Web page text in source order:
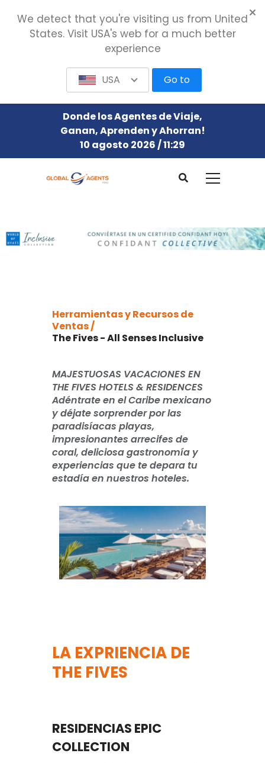
Donde los Agentes de Viaje,
Ganan, Aprenden y Ahorran!
10 agosto 2026 / 11:29
Herramientas y Recursos de
Ventas /
The Fives - All Senses Inclusive
MAJESTUOSAS VACACIONES EN
THE FIVES HOTELS & RESIDENCES
Adéntrate en el Caribe mexicano
y déjate sorprender por las
paradisíacas playas,
impresionantes arrecifes de
coral, deliciosa gastronomía y
experiencias que te depara tu
estadía en nuestros hoteles.
LA EXPRIENCIA DE
THE FIVES
RESIDENCIAS EPIC
COLLECTION
We detect that you're visiting us from United
States. Visit USA's web for a much better
experience
USA Go to